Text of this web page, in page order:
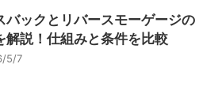
バックとリバースモーゲージの
解説！仕組みと条件を比較
5/7